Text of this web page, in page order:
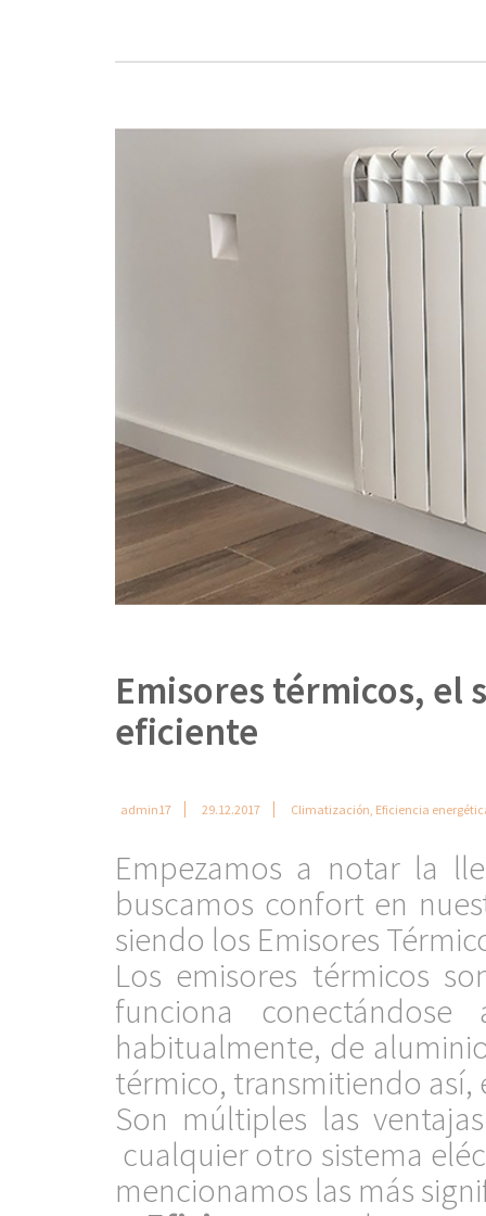
Emisores térmicos, el
eficiente
admin17 29.12.2017 Climatización, Eficiencia
Empezamos a notar la
buscamos confort en
siendo los Emisores
Los emisores térmicos
funciona
habitualmente, de
térmico, transmitiendo así,
Son múltiples las
cualquier otro sistema
mencionamos las más